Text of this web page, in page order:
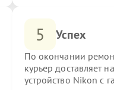
5 Успех
По окончании
курьер доставляет
устройство Nikon с